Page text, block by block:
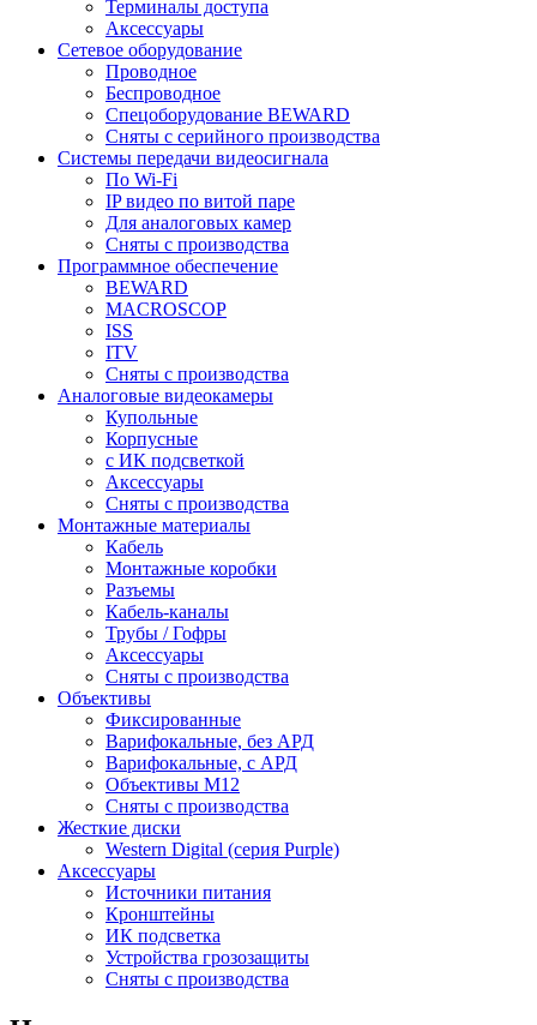
Терминалы доступа
Аксессуары
Сетевое оборудование
Проводное
Беспроводное
Спецоборудование BEWARD
Сняты с серийного производства
Системы передачи видеосигнала
По Wi-Fi
IP видео по витой паре
Для аналоговых камер
Сняты с производства
Программное обеспечение
BEWARD
MACROSCOP
ISS
ITV
Сняты с производства
Аналоговые видеокамеры
Купольные
Корпусные
c ИК подсветкой
Аксессуары
Сняты с производства
Монтажные материалы
Кабель
Монтажные коробки
Разъемы
Кабель-каналы
Трубы / Гофры
Аксессуары
Сняты с производства
Объективы
Фиксированные
Варифокальные, без АРД
Варифокальные, с АРД
Объективы M12
Сняты с производства
Жесткие диски
Western Digital (серия Purple)
Аксессуары
Источники питания
Кронштейны
ИК подсветка
Устройства грозозащиты
Сняты с производства